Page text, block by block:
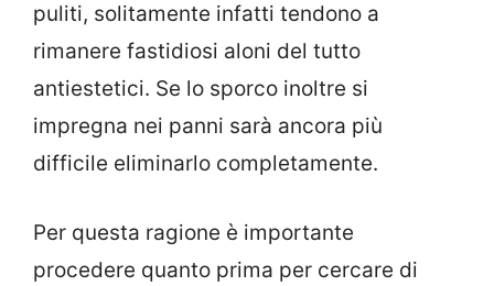
puliti, solitamente infatti tendono a
rimanere fastidiosi aloni del tutto
antiestetici. Se lo sporco inoltre si
impregna nei panni sarà ancora più
difficile eliminarlo completamente.
Per questa ragione è importante
procedere quanto prima per cercare di